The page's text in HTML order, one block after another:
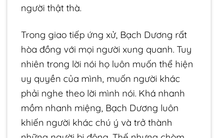
người thật thà.
Trong giao tiếp ứng xử, Bạch Dương rất
hòa đồng với mọi người xung quanh. Tuy
nhiên trong lời nói họ luôn muốn thể hiện
uy quyền của mình, muốn người khác
phải nghe theo lời mình nói. Khá nhanh
mồm nhanh miệng, Bạch Dương luôn
khiến người khác chú ý và trở thành